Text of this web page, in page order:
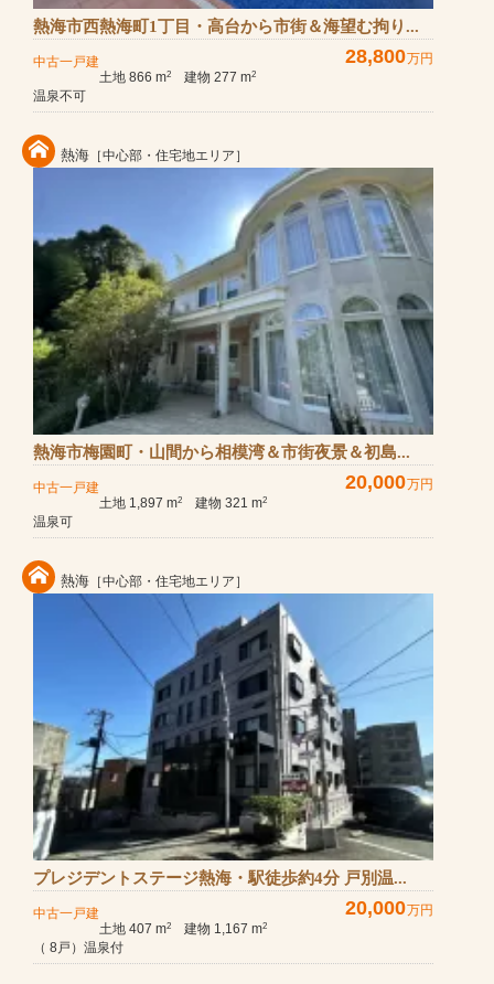
熱海市西熱海町1丁目・高台から市街＆海望む拘り...
中古一戸建 28,800万円
土地 866 m2 建物 277 m2
温泉不可
熱海 ［中心部・住宅地エリア］
熱海市梅園町・山間から相模湾＆市街夜景＆初島...
中古一戸建 20,000万円
土地 1,897 m2 建物 321 m2
温泉可
熱海 ［中心部・住宅地エリア］
プレジデントステージ熱海・駅徒歩約4分 戸別温...
中古一戸建 20,000万円
土地 407 m2 建物 1,167 m2
（ 8戸）温泉付